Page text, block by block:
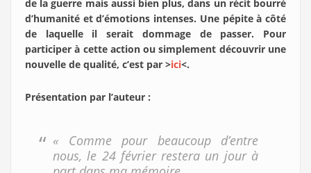
de la guerre mais aussi bien plus, dans un récit bourré
d’humanité et d’émotions intenses. Une pépite à côté
de laquelle il serait dommage de passer. Pour
participer à cette action ou simplement découvrir une
nouvelle de qualité, c’est par >ici<.
Présentation par l’auteur :
« Comme pour beaucoup d’entre
nous, le 24 février restera un jour à